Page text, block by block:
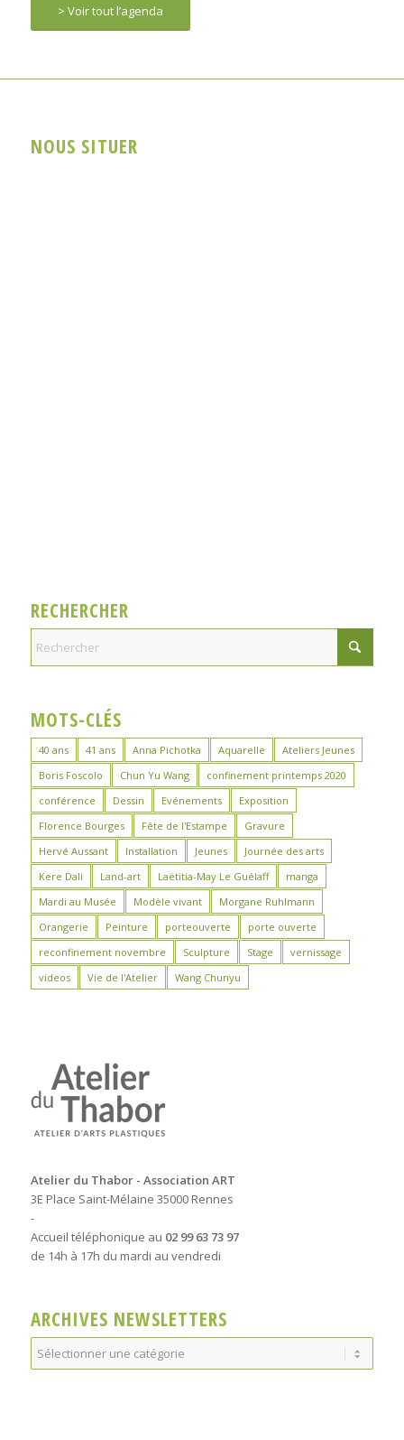
> Voir tout l’agenda
NOUS SITUER
RECHERCHER
MOTS-CLÉS
40 ans 41 ans Anna Pichotka Aquarelle
Ateliers Jeunes
Boris Foscolo
Chun Yu Wang
confinement printemps 2020
conférence
Dessin Evénements
Exposition
Florence Bourges
Fête de l'Estampe
Gravure
Hervé Aussant
Installation Jeunes
Journée des arts
Kere Dali
Land-art Laëtitia-May Le Guélaff
manga
Mardi au Musée
Modèle vivant
Morgane Ruhlmann
Orangerie
Peinture porteouverte
porte ouverte
reconfinement novembre
Sculpture Stage
vernissage
videos
Vie de l'Atelier Wang Chunyu
Atelier du Thabor - Association ART
3E Place Saint-Mélaine 35000 Rennes
-
Accueil téléphonique au 02 99 63 73 97
de 14h à 17h du mardi au vendredi
ARCHIVES NEWSLETTERS
Archives
Newsletters